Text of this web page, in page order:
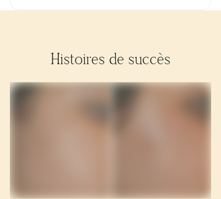
Histoires de succès